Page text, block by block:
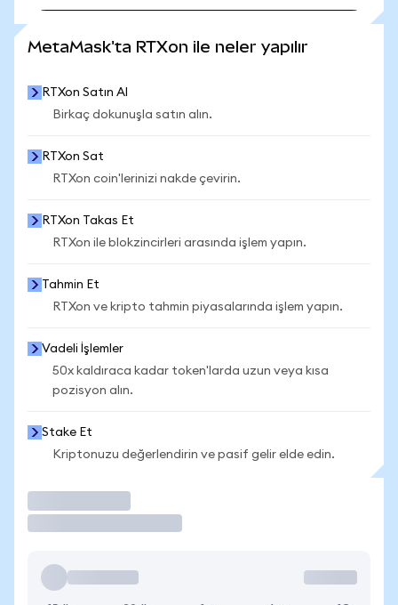
MetaMask'ta RTXon ile neler yapılır
RTXon Satın Al
Birkaç dokunuşla satın alın.
RTXon Sat
RTXon coin'lerinizi nakde çevirin.
RTXon Takas Et
RTXon ile blokzincirleri arasında işlem yapın.
Tahmin Et
RTXon ve kripto tahmin piyasalarında işlem yapın.
Vadeli İşlemler
50x kaldıraca kadar token'larda uzun veya kısa
pozisyon alın.
Stake Et
Kriptonuzu değerlendirin ve pasif gelir elde edin.